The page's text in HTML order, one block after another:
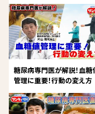
糖尿病専門医が解説！血糖
管理に重要！行動の変え方